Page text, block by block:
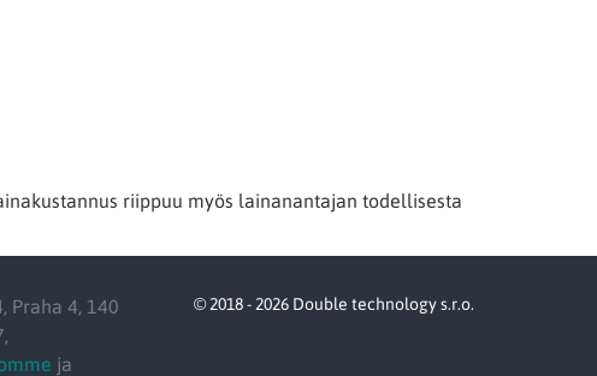
riippuu myös lainanantajan todellisesta
Praha 4, 140
ja
© 2018 - 2026 Double technology s.r.o.